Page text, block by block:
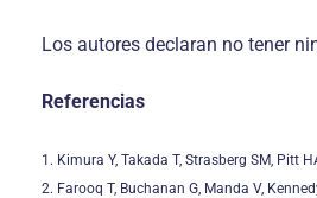
Los autores declaran no tener
Referencias
1. Kimura Y, Takada T, Strasberg SM, Pitt
2. Farooq T, Buchanan G, Manda V,